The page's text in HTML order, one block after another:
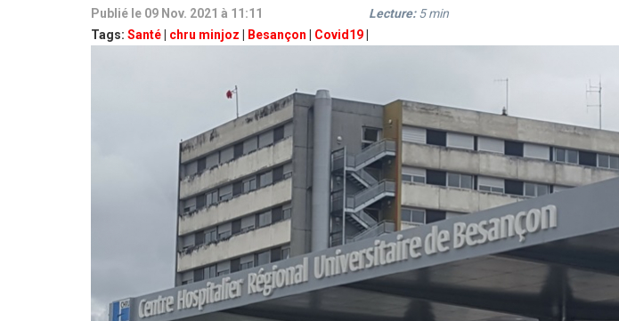
Publié le 09 Nov. 2021 à 11:11
Tags: Santé chru minjoz Besançon Covid19
Lecture: 5min